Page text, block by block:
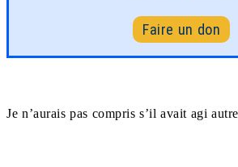
Faire un don
Je n’aurais pas compris s’il avait agi